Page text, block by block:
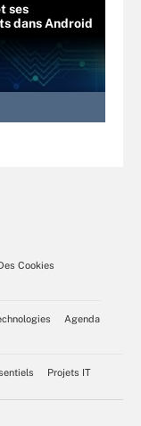
ses
dans Android
Cookies
Agenda
Projets IT